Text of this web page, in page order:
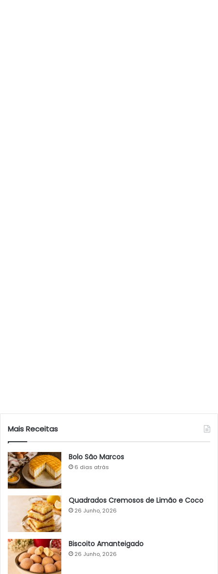
Mais Receitas
Bolo São Marcos
6 dias atrás
Quadrados Cremosos de Limão e Coco
26 Junho, 2026
Biscoito Amanteigado
26 Junho, 2026